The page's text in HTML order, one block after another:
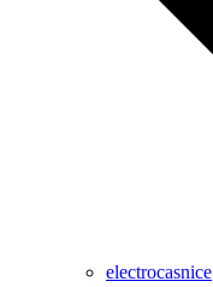
electrocasnice